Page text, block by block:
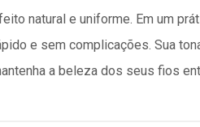
natural e uniforme. Em um
e sem complicações. Sua
a beleza dos seus fios